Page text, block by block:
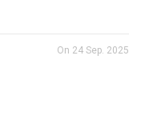
On 24 Sep. 2025